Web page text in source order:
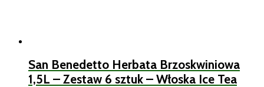
San Benedetto Herbata Brzoskwiniowa
1,5L – Zestaw 6 sztuk – Włoska Ice Tea